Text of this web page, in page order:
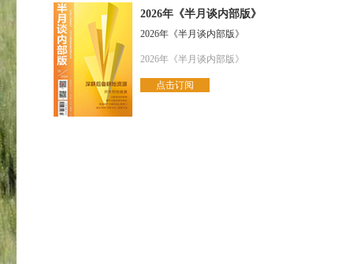
2026年《半月谈内部版》
2026年《半月谈内部版》
2026年《半月谈内部版》
点击订阅